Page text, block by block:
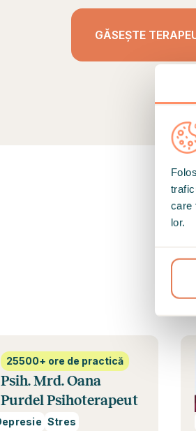
care
lor.
GĂSEȘTE
ore de practică
Oana
Psihoterapeut
Stres